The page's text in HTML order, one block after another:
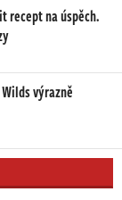
recept na úspěch.
výrazně